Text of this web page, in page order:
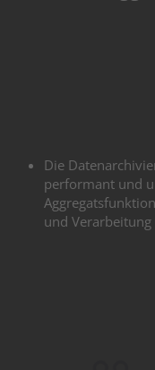
Die
performant und
und